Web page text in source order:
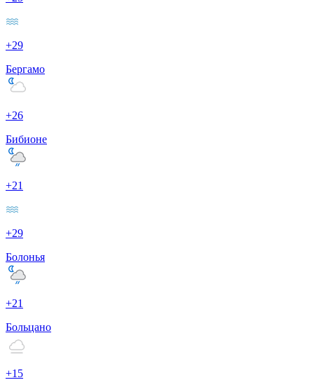
+29
Бергамо
+26
Бибионе
+21
+29
Болонья
+21
Больцано
+15